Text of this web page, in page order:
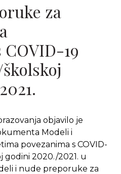
za
19
objavilo je
Modeli i
povezanima s COVID-
godini 2020./2021. u
i nude preporuke za